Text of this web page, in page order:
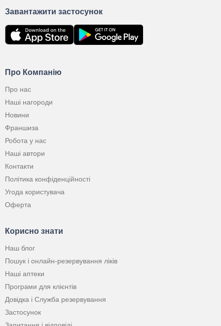
Про Компанію
Про нас
Наші нагороди
Новини
Франшиза
Робота у нас
Наші автори
Контакти
Політика конфіденційності
Угода користувача
Оферта
Корисно знати
Наш блог
Пошук і онлайн-резервування ліків
Наші аптеки
Програми для клієнтів
Довідка і Служба резервування
Застосунок
Завантажити застосунок